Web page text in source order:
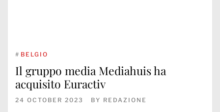
# BELGIO
Il gruppo media Mediahuis ha
acquisito Euractiv
24 OCTOBER 2023 BY REDAZIONE